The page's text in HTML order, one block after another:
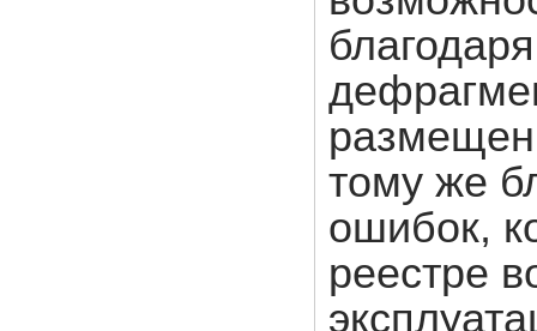
тому же
ошибок,
реестре